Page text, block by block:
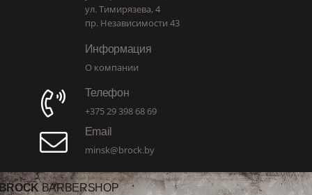
ул. Тимирязева, 4
пр. Независимости 43
Информация
О компании
Телефон
+375 29 398 68 69
Email
minsk@brock.by
BARBERSHOP